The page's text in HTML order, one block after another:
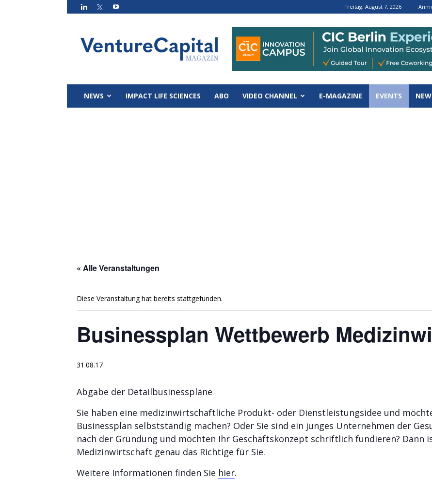
Freitag, August 7, 2026
Magazin
NEWS IMPACT LIFE SCIENCES ABO VIDEO CHANNEL E-MAGAZINE EVENTS
« Alle Veranstaltungen
Diese Veranstaltung hat bereits stattgefunden.
Businessplan Wettbewerb
31.08.17
Abgabe der Detailbusinesspläne
Sie haben eine medizinwirtschaftliche Produkt- oder Dienstleistungsidee und
Businessplan selbstständig machen? Oder Sie sind ein junges Unternehmen der
nach der Gründung und möchten Ihr Geschäftskonzept schriftlich fundieren? Dann
Medizinwirtschaft genau das Richtige für Sie.
Weitere Informationen finden Sie hier.